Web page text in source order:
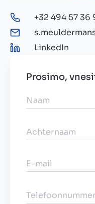
+32 494 57 36
LinkedIn
Prosimo,